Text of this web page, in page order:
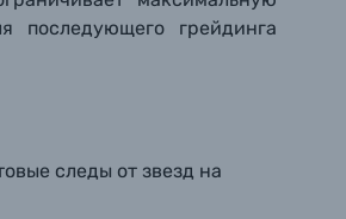
последующего грейдинга
следы от звезд на